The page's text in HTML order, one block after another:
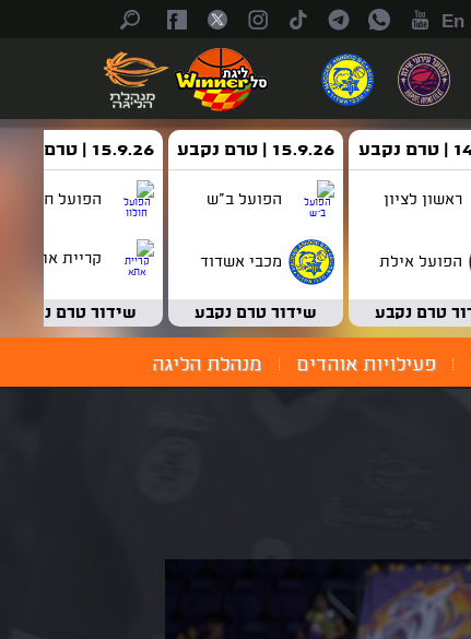
En
ראשון לציון
הפועל אילת
טרם נקבע
15.9.26 | טרם נקבע
הפועל ב"ש
מכבי אשדוד
שידור טרם נקבע
15.9.26 | טרם נקבע
הפועל חולון
קריית אתא
שידור טרם נקבע
פעילויות אוהדים מנהלת הליגה